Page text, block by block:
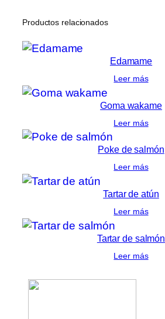
Productos relacionados
Edamame
Leer más
Goma wakame
Leer más
Poke de salmón
Leer más
Tartar de atún
Leer más
Tartar de salmón
Leer más